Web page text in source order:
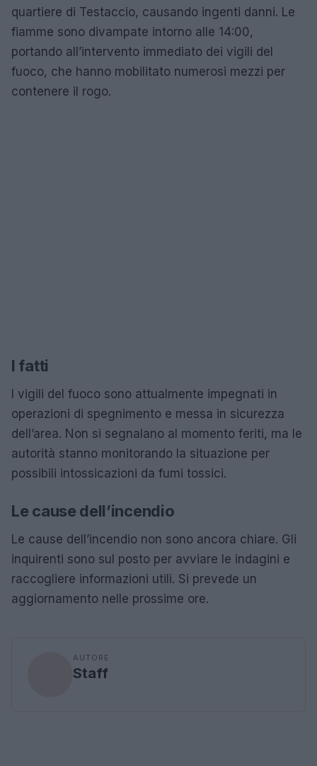
quartiere di Testaccio, causando ingenti danni. Le
fiamme sono divampate intorno alle 14:00,
portando all’intervento immediato dei vigili del
fuoco, che hanno mobilitato numerosi mezzi per
contenere il rogo.
I fatti
I vigili del fuoco sono attualmente impegnati in
operazioni di spegnimento e messa in sicurezza
dell’area. Non si segnalano al momento feriti, ma le
autorità stanno monitorando la situazione per
possibili intossicazioni da fumi tossici.
Le cause dell’incendio
Le cause dell’incendio non sono ancora chiare. Gli
inquirenti sono sul posto per avviare le indagini e
raccogliere informazioni utili. Si prevede un
aggiornamento nelle prossime ore.
AUTORE
Staff